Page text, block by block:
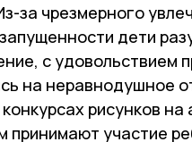
за чрезмерного
дети
с удовольствием
на неравнодушное
рисунков
принимают участие